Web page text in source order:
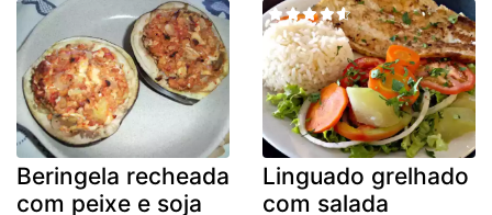
Beringela recheada
com peixe e soja
Linguado grelhado
com salada